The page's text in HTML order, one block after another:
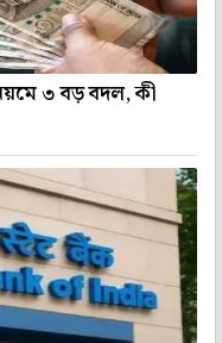
৩ বড় বদল, কী